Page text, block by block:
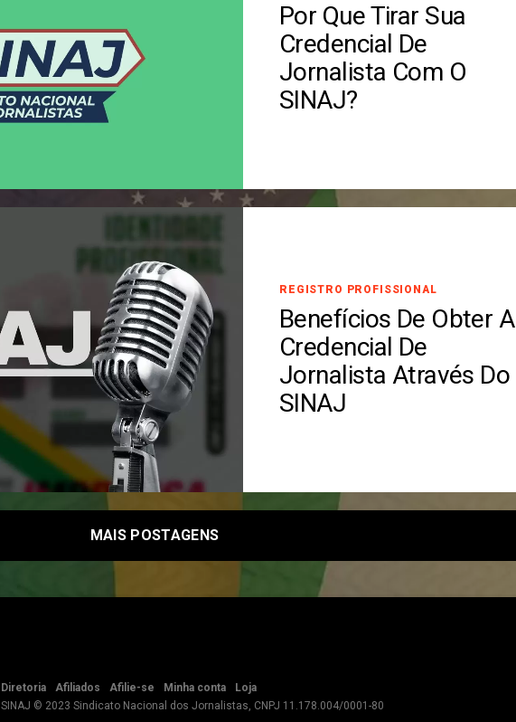
Por Que Tirar Sua
Credencial De
Jornalista Com O
SINAJ?
REGISTRO PROFISSIONAL
Benefícios De Obter A
Credencial De
Jornalista Através Do
SINAJ
MAIS POSTAGENS
Diretoria Afiliados Afilie-se Minha conta
Loja
SINAJ © 2023 Sindicato Nacional dos Jornalistas, CNPJ 11.178.004/0001-80